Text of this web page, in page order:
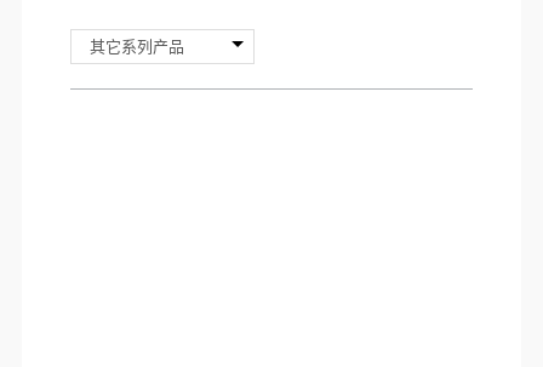
其它系列产品